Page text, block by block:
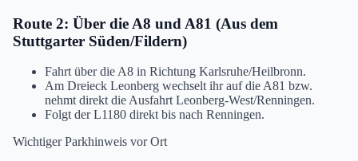
Route 2: Über die A8 und A81 (Aus dem
Stuttgarter Süden/Fildern)
Fahrt über die A8 in Richtung Karlsruhe/Heilbronn.
Am Dreieck Leonberg wechselt ihr auf die A81 bzw.
nehmt direkt die Ausfahrt Leonberg-West/Renningen.
Folgt der L1180 direkt bis nach Renningen.
Wichtiger Parkhinweis vor Ort